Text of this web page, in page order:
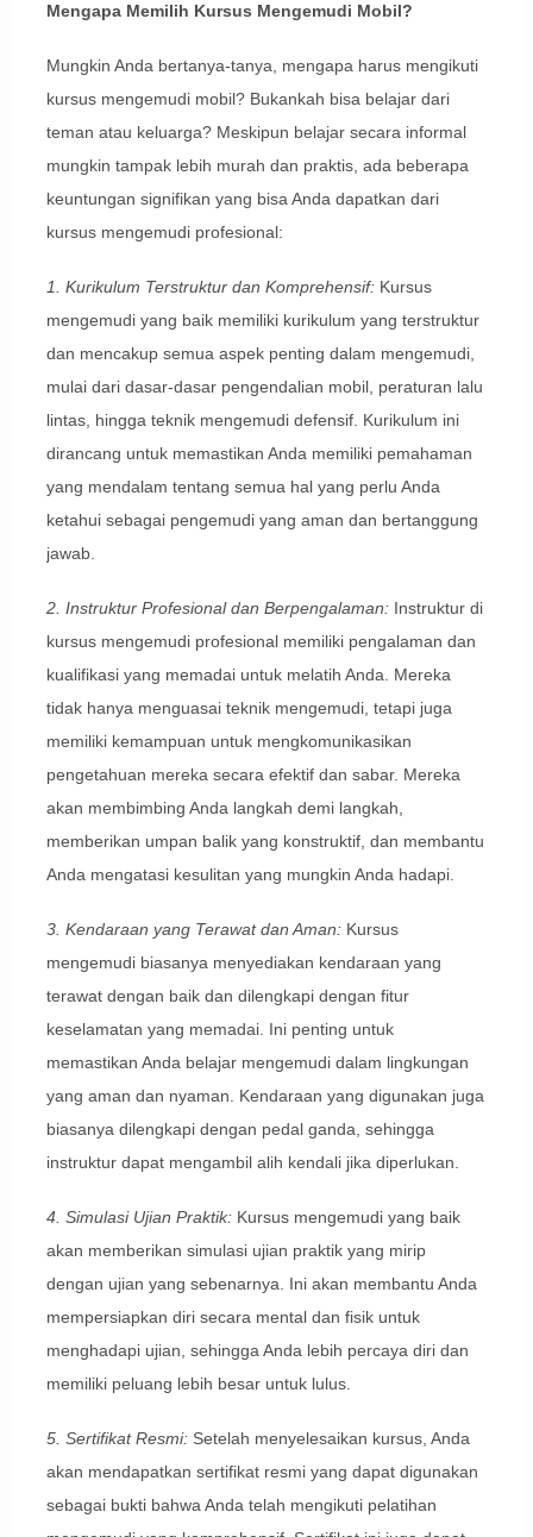
Mengapa Memilih Kursus Mengemudi Mobil?
Mungkin Anda bertanya-tanya, mengapa harus mengikuti
kursus mengemudi mobil? Bukankah bisa belajar dari
teman atau keluarga? Meskipun belajar secara informal
mungkin tampak lebih murah dan praktis, ada beberapa
keuntungan signifikan yang bisa Anda dapatkan dari
kursus mengemudi profesional:
1. Kurikulum Terstruktur dan Komprehensif:Kursus
mengemudi yang baik memiliki kurikulum yang terstruktur
dan mencakup semua aspek penting dalam mengemudi,
mulai dari dasar-dasar pengendalian mobil, peraturan lalu
lintas, hingga teknik mengemudi defensif. Kurikulum ini
dirancang untuk memastikan Anda memiliki pemahaman
yang mendalam tentang semua hal yang perlu Anda
ketahui sebagai pengemudi yang aman dan bertanggung
jawab.
2. Instruktur Profesional dan Berpengalaman:Instruktur di
kursus mengemudi profesional memiliki pengalaman dan
kualifikasi yang memadai untuk melatih Anda. Mereka
tidak hanya menguasai teknik mengemudi, tetapi juga
memiliki kemampuan untuk mengkomunikasikan
pengetahuan mereka secara efektif dan sabar. Mereka
akan membimbing Anda langkah demi langkah,
memberikan umpan balik yang konstruktif, dan membantu
Anda mengatasi kesulitan yang mungkin Anda hadapi.
3. Kendaraan yang Terawat dan Aman:Kursus
mengemudi biasanya menyediakan kendaraan yang
terawat dengan baik dan dilengkapi dengan fitur
keselamatan yang memadai. Ini penting untuk
memastikan Anda belajar mengemudi dalam lingkungan
yang aman dan nyaman. Kendaraan yang digunakan juga
biasanya dilengkapi dengan pedal ganda, sehingga
instruktur dapat mengambil alih kendali jika diperlukan.
4. Simulasi Ujian Praktik:Kursus mengemudi yang baik
akan memberikan simulasi ujian praktik yang mirip
dengan ujian yang sebenarnya. Ini akan membantu Anda
mempersiapkan diri secara mental dan fisik untuk
menghadapi ujian, sehingga Anda lebih percaya diri dan
memiliki peluang lebih besar untuk lulus.
5. Sertifikat Resmi:Setelah menyelesaikan kursus, Anda
akan mendapatkan sertifikat resmi yang dapat digunakan
sebagai bukti bahwa Anda telah mengikuti pelatihan